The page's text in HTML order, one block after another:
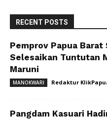
RECENT POSTS
Pemprov Papua Barat
Selesaikan Tuntutan
Maruni
MANOKWARI Redaktur
Pangdam Kasuari